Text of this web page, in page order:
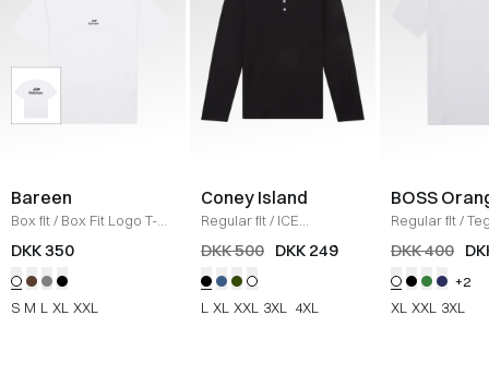
Bareen
Box fit/ Box Fit Logo T-
shirt /WHITE
DKK 350
S M L XL XXL
Coney Island
Regular fit/ ICE
Sweatshirt
/BLACK
DKK 500 DKK 249
L XL XXL 3XL 4XL
BOSS
Regular fit/
Shirt
HVID
DKK 400
+2
XL XXL 3XL